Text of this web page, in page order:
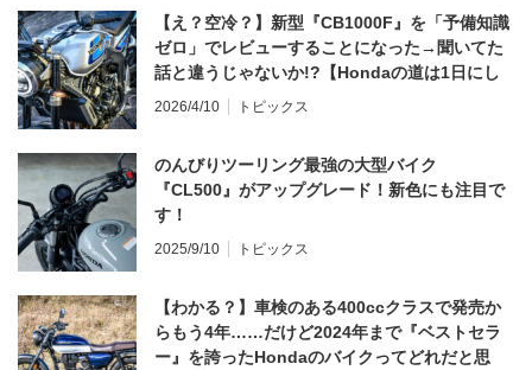
【え？空冷？】新型『CB1000F』を「予備知識
ゼロ」でレビューすることになった→聞いてた
話と違うじゃないか!?【Hondaの道は1日にし
てならず／CB1000F ①第一印象 編】
2026/4/10 トピックス
のんびりツーリング最強の大型バイク
『CL500』がアップグレード！新色にも注目で
す！
2025/9/10 トピックス
【わかる？】車検のある400ccクラスで発売か
らもう4年……だけど2024年まで『ベストセラ
ー』を誇ったHondaのバイクってどれだと思